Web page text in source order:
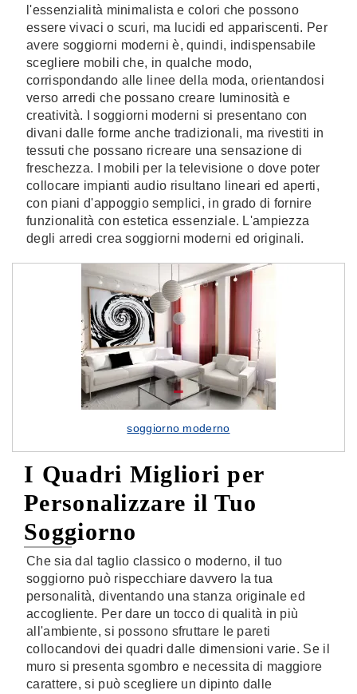
l'essenzialità minimalista e colori che possono
essere vivaci o scuri, ma lucidi ed appariscenti. Per
avere soggiorni moderni è, quindi, indispensabile
scegliere mobili che, in qualche modo,
corrispondando alle linee della moda, orientandosi
verso arredi che possano creare luminosità e
creatività. I soggiorni moderni si presentano con
divani dalle forme anche tradizionali, ma rivestiti in
tessuti che possano ricreare una sensazione di
freschezza. I mobili per la televisione o dove poter
collocare impianti audio risultano lineari ed aperti,
con piani d'appoggio semplici, in grado di fornire
funzionalità con estetica essenziale. L'ampiezza
degli arredi crea soggiorni moderni ed originali.
soggiorno moderno
I Quadri Migliori per
Personalizzare il Tuo
Soggiorno
Che sia dal taglio classico o moderno, il tuo
soggiorno può rispecchiare davvero la tua
personalità, diventando una stanza originale ed
accogliente. Per dare un tocco di qualità in più
all'ambiente, si possono sfruttare le pareti
collocandovi dei quadri dalle dimensioni varie. Se il
muro si presenta sgombro e necessita di maggiore
carattere, si può scegliere un dipinto dalle